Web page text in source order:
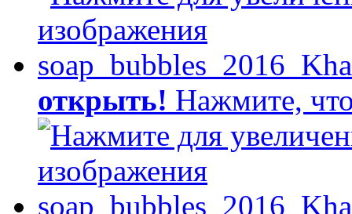
открыть! Нажмите,